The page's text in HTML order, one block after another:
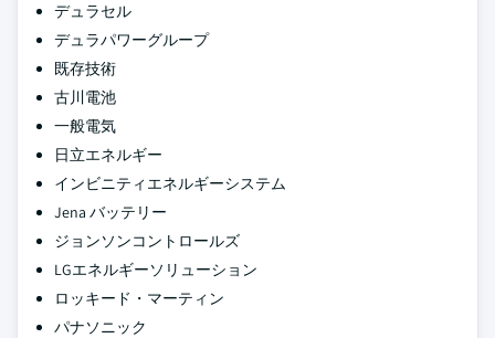
デュラセル
デュラパワーグループ
既存技術
古川電池
一般電気
日立エネルギー
インビニティエネルギーシステム
Jena バッテリー
ジョンソンコントロールズ
LGエネルギーソリューション
ロッキード・マーティン
パナソニック